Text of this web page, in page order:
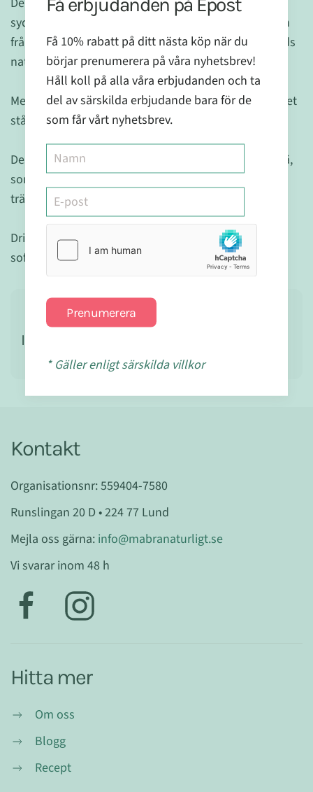
sydamerikanska stammarna, spreds nu kring världen
från husläkare till husläkare och ända fram till vår tids
naturmedicin och läkekonst.
Med sina vackra rosa och rosalila blommor, står trädet
ståtligt i den brasilianska regnskogen.
Dess praktfulla namn har det fått från de bågar av trä,
som de sydamerikanska stammarna skapade från
trädets virke.
Drick ditt Pau DArco-te i lugn och ro, uppkrupen i
soffan eller istället för ditt vanliga kvällste!
Ingredienser
Kontakt
Organisationsnr: 559404-7580
Runslingan 20 D • 224 77 Lund
Mejla oss gärna: info@mabranaturligt.se
Vi svarar inom 48 h
Hitta mer
Om oss
Blogg
Recept
Få 10% rabatt på ditt nästa köp när du
börjar prenumerera på våra nyhetsbrev!
Håll koll på alla våra erbjudanden och ta
del av särskilda erbjudande bara för de
som får vårt nyhetsbrev.
Prenumerera
* Gäller enligt särskilda villkor